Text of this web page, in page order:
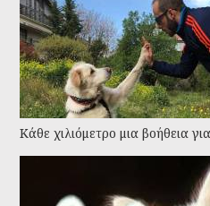
Kάθε χιλιόμετρο μια βοήθεια